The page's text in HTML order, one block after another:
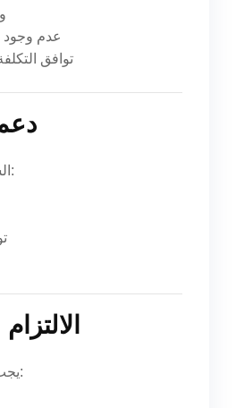
عدم
توافق
7.
الشركة المميزة تقدم:
8.
يجب أن تضمن الشركة: